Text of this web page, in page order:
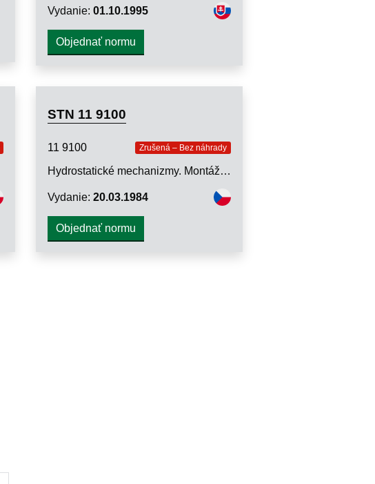
Vydanie: 01.10.1995
Objednať normu
STN 11 9100
11 9100 Zrušená – Bez náhrady
Hydrostatické mechanizmy. Montážne otvory pre ventily na vsunutie do otvorov s upevňovacou prírubou pre menovitý tlak do 32 MPa. Pripájacie rozmery
Vydanie: 20.03.1984
Objednať normu